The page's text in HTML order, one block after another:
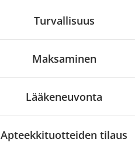
Turvallisuus
Maksaminen
Lääkeneuvonta
Apteekkituotteiden tilaus